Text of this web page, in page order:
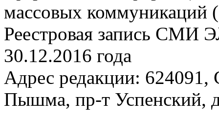
массовых коммуникаций
Реестровая запись СМИ
30.12.2016 года
Адрес редакции: 624091,
Пышма, пр-т Успенский,